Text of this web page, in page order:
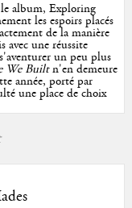
album, Exploring
les espoirs placés
de la manière
une réussite
un peu plus
We Builtn'en demeure
année, porté par
une place de choix